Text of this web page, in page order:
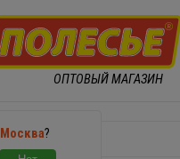
ОПТОВЫЙ МАГАЗИН
Москва?